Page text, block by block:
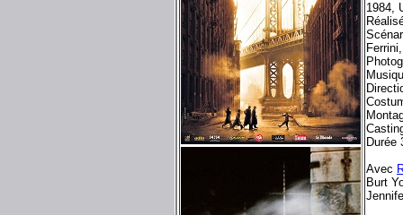
1984,
Durée
Avec
Burt